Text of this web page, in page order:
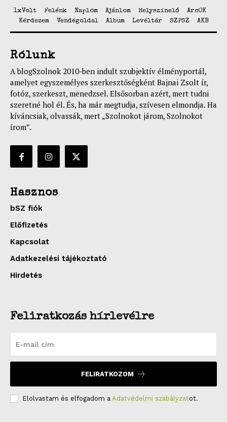
1xVolt Felénk Naplóm Ajánlom Helyszínelő
ArcOK
Kérdezem
Vendégoldal Album Levéltár SZPSZ AKB
Rólunk
A blogSzolnok 2010-ben indult szubjektív élményportál,
amelyet egyszemélyes szerkesztőségként Bajnai Zsolt ír,
fotóz, szerkeszt, menedzsel. Elsősorban azért, mert tudni
szeretné hol él. És, ha már megtudja, szívesen elmondja. Ha
kíváncsiak, olvassák, mert „Szolnokot járom, Szolnokot
írom”.
Hasznos
bSZ fiók
Előfizetés
Kapcsolat
Adatkezelési tájékoztató
Hirdetés
Feliratkozás hírlevélre
FELIRATKOZOM
Elolvastam és elfogadom a Adatvédelmi szabályzatot.